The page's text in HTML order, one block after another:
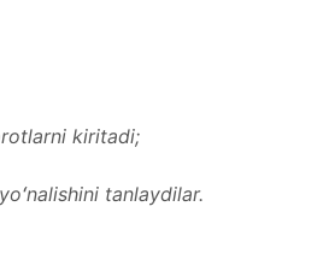
kiritadi;
tanlaydilar.